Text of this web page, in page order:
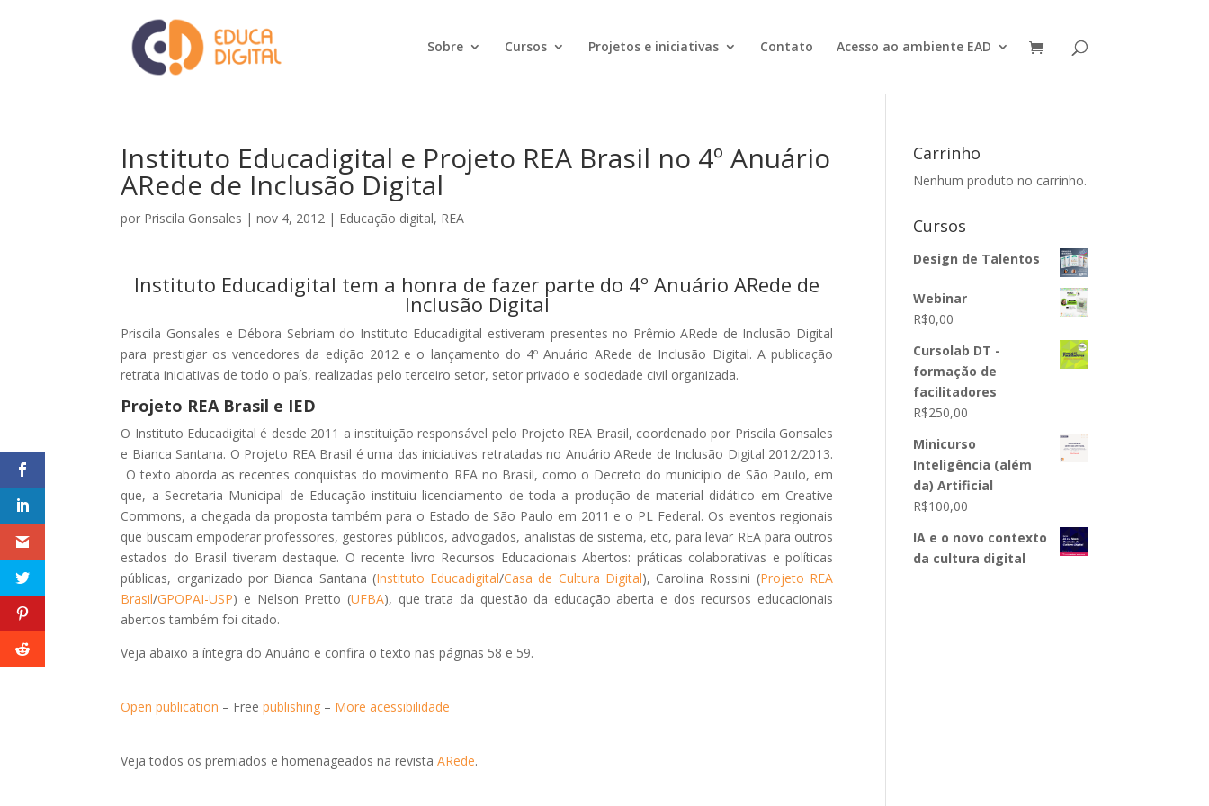
Sobre Cursos Projetos e iniciativas Contato Acesso ao ambiente EAD
Instituto Educadigital e Projeto REA Brasil no 4º Anuário
ARede de Inclusão Digital
por Priscila Gonsales |nov 4, 2012 | Educação digital, REA
Instituto Educadigital tem a honra de fazer parte do 4º Anuário ARede de
Inclusão Digital
Priscila Gonsales e Débora Sebriam do Instituto Educadigital estiveram presentes no Prêmio ARede de Inclusão Digital
para prestigiar os vencedores da edição 2012 e o lançamento do 4º Anuário ARede de Inclusão Digital. A publicação
retrata iniciativas de todo o país, realizadas pelo terceiro setor, setor privado e sociedade civil organizada.
Projeto REA Brasil e IED
O Instituto Educadigital é desde 2011 a instituição responsável pelo Projeto REA Brasil, coordenado por Priscila Gonsales
e Bianca Santana. O Projeto REA Brasil é uma das iniciativas retratadas no Anuário ARede de Inclusão Digital 2012/2013.
O texto aborda as recentes conquistas do movimento REA no Brasil, como o Decreto do município de São Paulo, em
que, a Secretaria Municipal de Educação instituiu licenciamento de toda a produção de material didático em Creative
Commons, a chegada da proposta também para o Estado de São Paulo em 2011 e o PL Federal. Os eventos regionais
que buscam empoderar professores, gestores públicos, advogados, analistas de sistema, etc, para levar REA para outros
estados do Brasil tiveram destaque. O recente livro Recursos Educacionais Abertos: práticas colaborativas e políticas
públicas, organizado por Bianca Santana (Instituto Educadigital/Casa de Cultura Digital), Carolina Rossini (Projeto REA
Brasil/GPOPAI-USP) e Nelson Pretto (UFBA), que trata da questão da educação aberta e dos recursos educacionais
abertos também foi citado.
Veja abaixo a íntegra do Anuário e confira o texto nas páginas 58 e 59.
Open publication – Freepublishing – More acessibilidade
Veja todos os premiados e homenageados na revista ARede.
Carrinho
Nenhum produto no carrinho.
Cursos
Design de Talentos
Webinar
R$0,00
Cursolab DT -
formação de
facilitadores
R$250,00
Minicurso
Inteligência (além
da) Artificial
R$100,00
IA e o novo contexto
da cultura digital